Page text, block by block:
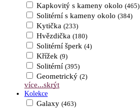
Kapkovitý s kameny okolo (465)
Solitérní s kameny okolo (384)
Kytička (233)
Hvězdička (180)
Solitérní šperk (4)
Křížek (9)
Solitérní (395)
Geometrický (2)
více...skrýt
Kolekce
Galaxy (463)